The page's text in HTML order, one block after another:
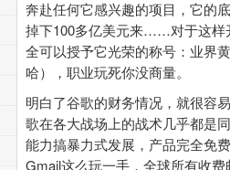
奔赴任何它感兴趣的项目，它的
掉下100多亿美元来……对于这样
全可以授予它光荣的称号：业界
哈），职业玩死你没商量。
明白了谷歌的财务情况，就很容
歌在各大战场上的战术几乎都是
能力搞暴力式发展，产品完全免
Gmail这么玩一手，全球所有收